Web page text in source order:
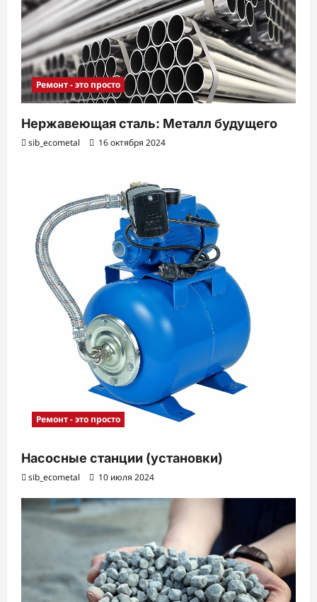
и
Ремонт - это просто
Нержавеющая сталь: Металл будущего
sib_ecometal 16 октября 2024
Ремонт - это просто
Насосные станции (установки)
sib_ecometal 10 июля 2024